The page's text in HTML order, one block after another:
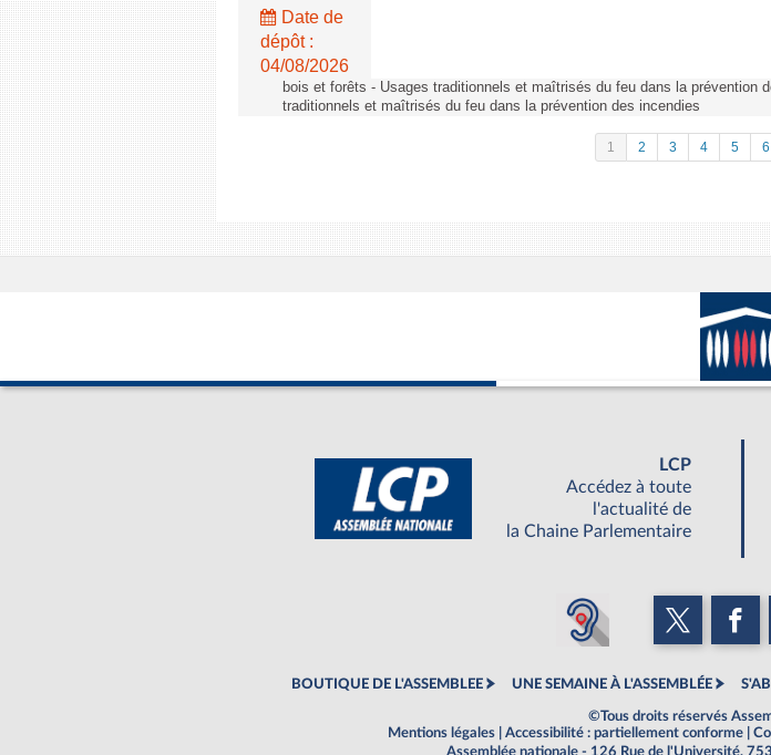
Date de
dépôt :
04/08/2026
bois et forêts - Usages traditionnels et maîtrisés du feu dans la prévention
traditionnels et maîtrisés du feu dans la prévention des incendies
1 2 3 4 5 6
LCP
Accédez à toute
l'actualité de
la Chaine Parlementaire
BOUTIQUE DE L'ASSEMBLEE UNE SEMAINE À L'ASSEMBLÉE
©Tous droits réservés
Mentions légales
Accessibilité : partiellement conforme
Assemblée nationale - 126 Rue de l'Université,